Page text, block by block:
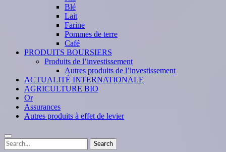
Blé
Lait
Farine
Pommes de terre
Café
PRODUITS BOURSIERS
Produits de l’investissement
Autres produits de l’investissement
ACTUALITÉ INTERNATIONALE
AGRICULTURE BIO
Or
Assurances
Autres produits à effet de levier
Search
for:
Search